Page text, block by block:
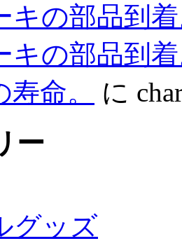
キの部品到
キの部品到
命。
に
ー
グッズ